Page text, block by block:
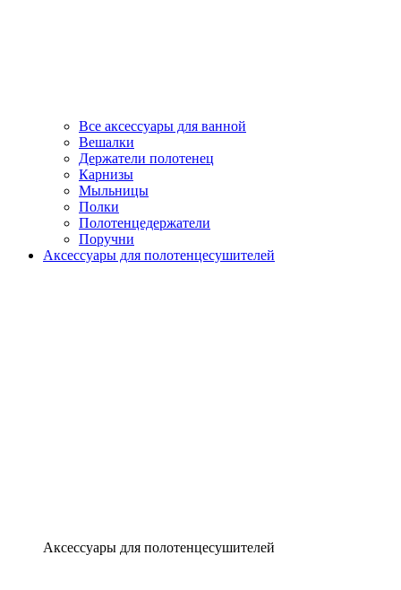
Все аксессуары для ванной
Вешалки
Держатели полотенец
Карнизы
Мыльницы
Полки
Полотенцедержатели
Поручни
Аксессуары для полотенцесушителей
Аксессуары для полотенцесушителей